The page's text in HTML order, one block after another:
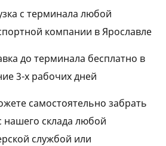
с терминала любой
компании в Ярославле
до терминала бесплатно в
3-х рабочих дней
самостоятельно забрать
нашего склада любой
службой или